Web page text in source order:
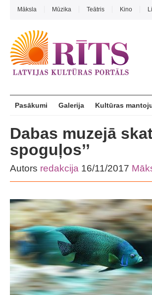
Māksla Mūzika Teātris Kino
Pasākumi Galerija Kultūras
Dabas muzejā
spoguļos’’
Autors redakcija 16/11/2017